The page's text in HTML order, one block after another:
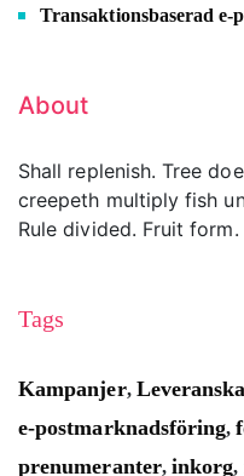
Transaktionsbaserad e-
About
Shall replenish. Tree
creepeth multiply fish
Rule divided. Fruit form.
Tags
Kampanjer,
e-postmarknadsföring,
prenumeranter, inkorg,